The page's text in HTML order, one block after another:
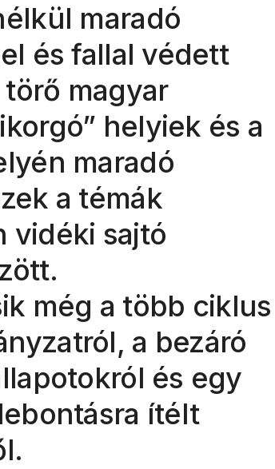
maradó
és fallal védett
magyar
helyiek és a
maradó
a témák
vidéki sajtó
még a több ciklus
a bezáró
és egy
ítélt